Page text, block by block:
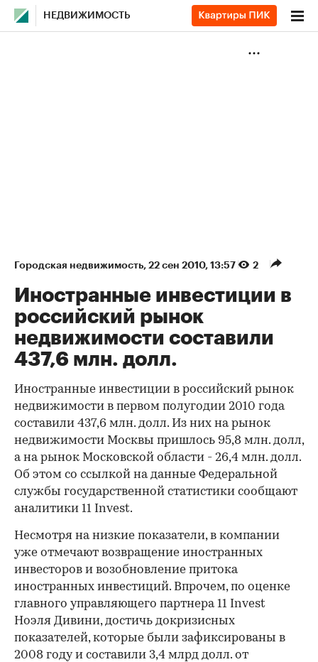
НЕДВИЖИМОСТЬ
Городская недвижимость⁠, 22 сен 2010, 13:57 2
Иностранные инвестиции в
российский рынок
недвижимости составили
437,6 млн. долл.
Иностранные инвестиции в российский рынок
недвижимости в первом полугодии 2010 года
составили 437,6 млн. долл. Из них на рынок
недвижимости Москвы пришлось 95,8 млн. долл,
а на рынок Московской области - 26,4 млн. долл.
Об этом со ссылкой на данные Федеральной
службы государственной статистики сообщают
аналитики 11 Invest.
Несмотря на низкие показатели, в компании
уже отмечают возвращение иностранных
инвесторов и возобновление притока
иностранных инвестиций. Впрочем, по оценке
главного управляющего партнера 11 Invest
Ноэля Дивини, достичь докризисных
показателей, которые были зафиксированы в
2008 году и составили 3,4 млрд долл. от